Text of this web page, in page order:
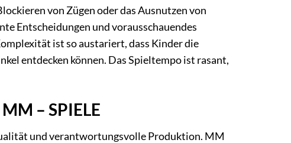
von Zügen oder das Ausnutzen von
Entscheidungen und vorausschauendes
ist so austariert, dass Kinder die
entdecken können. Das Spieltempo ist rasant,
– SPIELE
und verantwortungsvolle Produktion. MM